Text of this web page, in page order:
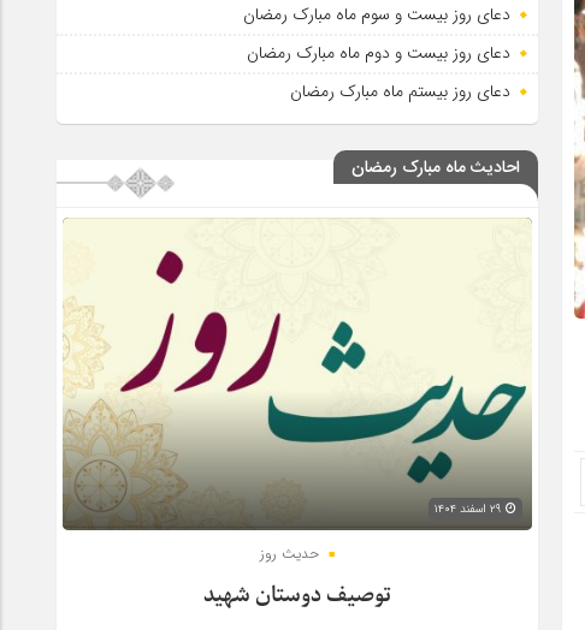
دعای روز بیست و سوم ماه مبارک رمضان
دعای روز بیست و دوم ماه مبارک رمضان
دعای روز بیستم ماه مبارک رمضان
احادیث ماه مبارک رمضان
حدیث روز
توصیف دوستان شهید